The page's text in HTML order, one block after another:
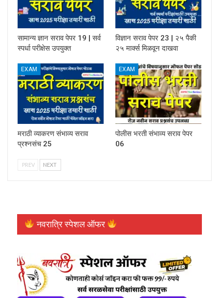
सामान्य ज्ञान सराव पेपर 19 | सर्व
स्पर्धा परीक्षेस उपयुक्त
विज्ञान सराव पेपर 23 | २५ पैकी
२५ मार्क्स मिळवून दाखवा
EXAM
मराठी व्याकरण संभाव्य सराव
प्रश्नसंच 25
EXAM
पोलीस भरती संभाव्य सराव पेपर
06
PREV NEXT
नवरात्रि स्पेशल ऑफर